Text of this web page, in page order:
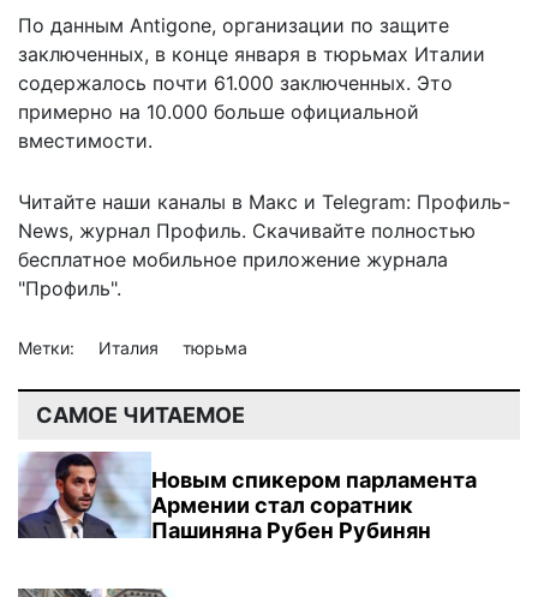
По данным Antigone, организации по защите
заключенных, в конце января в тюрьмах Италии
содержалось почти 61.000 заключенных. Это
примерно на 10.000 больше официальной
вместимости.
Читайте наши каналы в Макс и Telegram: Профиль-
News, журнал Профиль. Скачивайте полностью
бесплатное мобильное приложение журнала
"Профиль".
Метки: Италия тюрьма
САМОЕ ЧИТАЕМОЕ
Новым спикером парламента
Армении стал соратник
Пашиняна Рубен Рубинян